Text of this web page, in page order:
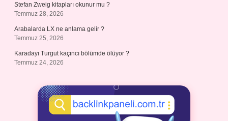
Stefan Zweig kitapları okunur mu ?
Temmuz 28, 2026
Arabalarda LX ne anlama gelir ?
Temmuz 25, 2026
Karadayı Turgut kaçıncı bölümde ölüyor ?
Temmuz 24, 2026